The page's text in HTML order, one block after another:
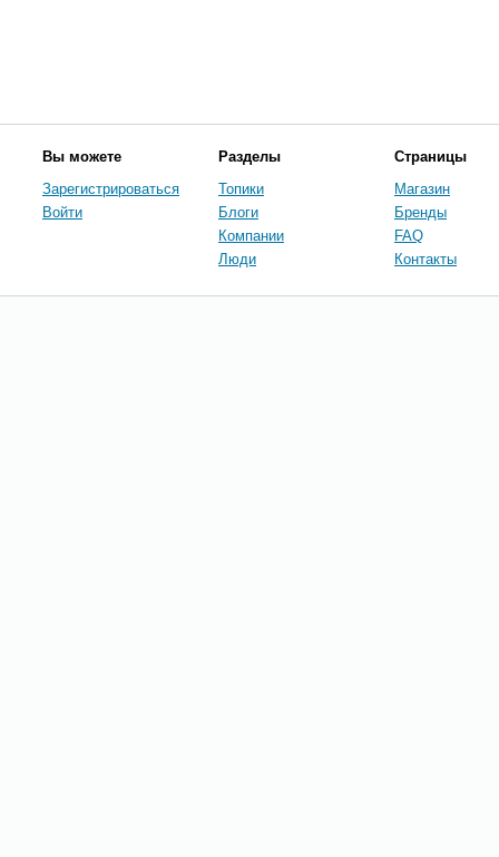
Вы можете
Зарегистрироваться
Войти
Разделы
Топики
Блоги
Компании
Люди
Страницы
Магазин
Бренды
FAQ
Контакты